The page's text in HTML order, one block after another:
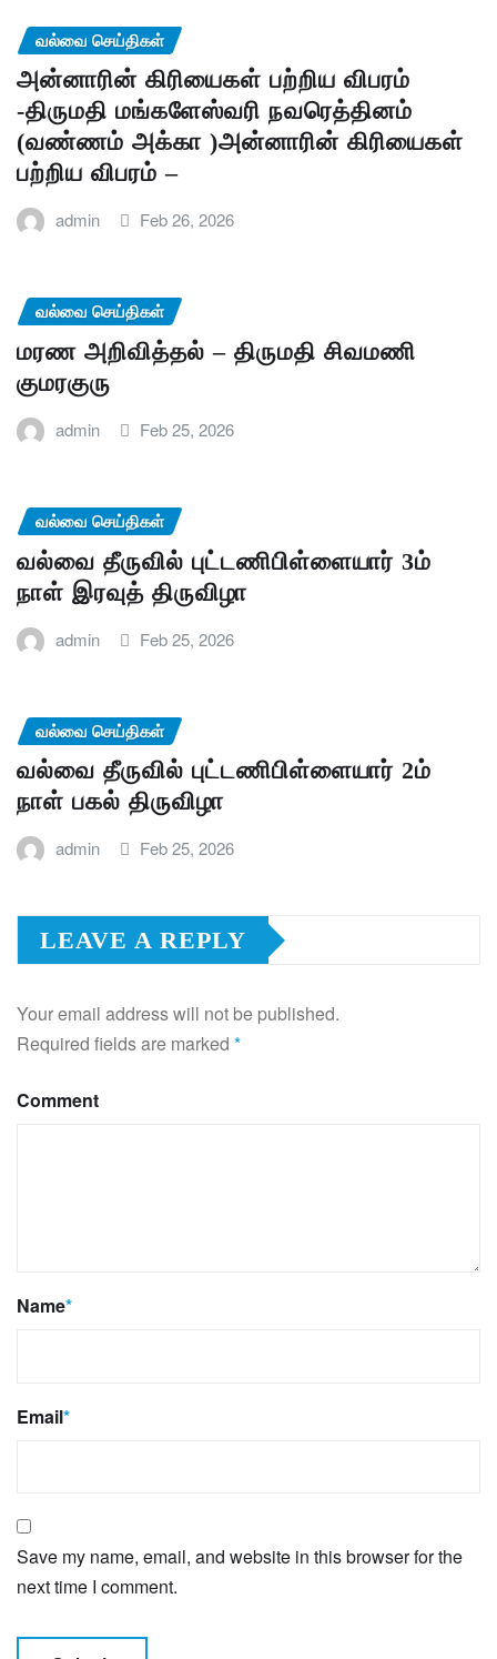
வல்வை செய்திகள்
அன்னாரின் கிரியைகள் பற்றிய விபரம்
-திருமதி மங்களேஸ்வரி நவரெத்தினம்
(வண்ணம் அக்கா )அன்னாரின் கிரியைகள்
பற்றிய விபரம் –
admin Feb 26, 2026
வல்வை செய்திகள்
மரண அறிவித்தல் – திருமதி சிவமணி
குமரகுரு
admin Feb 25, 2026
வல்வை செய்திகள்
வல்வை தீருவில் புட்டணிபிள்ளையார் 3ம்
நாள் இரவுத் திருவிழா
admin Feb 25, 2026
வல்வை செய்திகள்
வல்வை தீருவில் புட்டணிபிள்ளையார் 2ம்
நாள் பகல் திருவிழா
admin Feb 25, 2026
LEAVE A REPLY
Your email address will not be published.
Required fields are marked *
Comment
Name*
Email*
Save my name, email, and website in this browser for the
next time I comment.